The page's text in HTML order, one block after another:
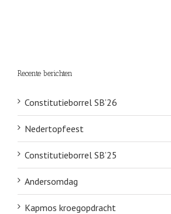
Recente berichten
Constitutieborrel SB’26
Nedertopfeest
Constitutieborrel SB’25
Andersomdag
Kapmos kroegopdracht